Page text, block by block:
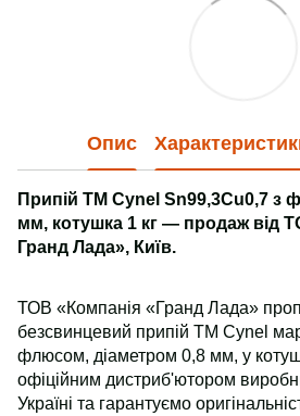
Опис
Припій ТМ Cynel Sn99,3Cu0,7 з
мм, котушка 1 кг — продаж від
Гранд Лада», Київ.
ТОВ «Компанія «Гранд Лада»
безсвинцевий припій ТМ Cynel
флюсом, діаметром 0,8 мм, у
офіційним дистриб'ютором
Україні та гарантуємо